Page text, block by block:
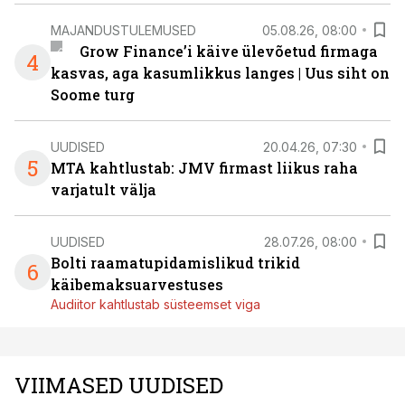
4
MAJANDUSTULEMUSED 05.08.26, 08:00
Grow Finance’i käive ülevõetud firmaga
kasvas, aga kasumlikkus langes | Uus siht on
Soome turg
5
UUDISED 20.04.26, 07:30
MTA kahtlustab: JMV firmast liikus raha
varjatult välja
6
UUDISED 28.07.26, 08:00
Bolti raamatupidamislikud trikid
käibemaksuarvestuses
Audiitor kahtlustab süsteemset viga
VIIMASED UUDISED